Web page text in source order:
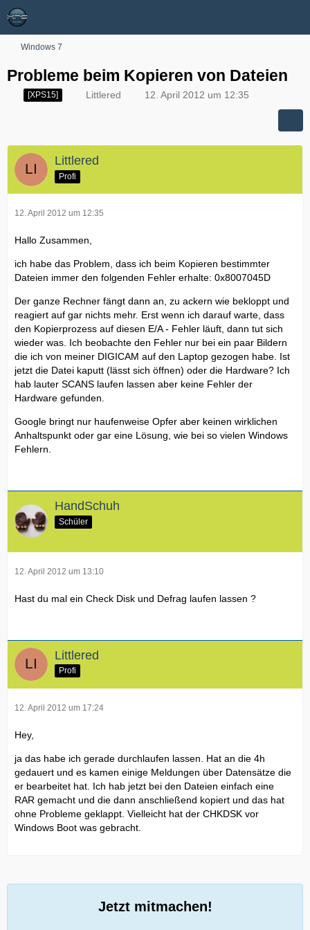
Windows 7
Probleme beim Kopieren von Dateien
[XPS15] Littlered 12. April 2012 um 12:35
Littlered
Profi
12. April 2012 um 12:35
Hallo Zusammen,
ich habe das Problem, dass ich beim Kopieren bestimmter
Dateien immer den folgenden Fehler erhalte: 0x8007045D
Der ganze Rechner fängt dann an, zu ackern wie bekloppt und
reagiert auf gar nichts mehr. Erst wenn ich darauf warte, dass
den Kopierprozess auf diesen E/A - Fehler läuft, dann tut sich
wieder was. Ich beobachte den Fehler nur bei ein paar Bildern
die ich von meiner DIGICAM auf den Laptop gezogen habe. Ist
jetzt die Datei kaputt (lässt sich öffnen) oder die Hardware? Ich
hab lauter SCANS laufen lassen aber keine Fehler der
Hardware gefunden.
Google bringt nur haufenweise Opfer aber keinen wirklichen
Anhaltspunkt oder gar eine Lösung, wie bei so vielen Windows
Fehlern.
HandSchuh
Schüler
12. April 2012 um 13:10
Hast du mal ein Check Disk und Defrag laufen lassen ?
Littlered
Profi
12. April 2012 um 17:24
Hey,
ja das habe ich gerade durchlaufen lassen. Hat an die 4h
gedauert und es kamen einige Meldungen über Datensätze die
er bearbeitet hat. Ich hab jetzt bei den Dateien einfach eine
RAR gemacht und die dann anschließend kopiert und das hat
ohne Probleme geklappt. Vielleicht hat der CHKDSK vor
Windows Boot was gebracht.
Jetzt mitmachen!